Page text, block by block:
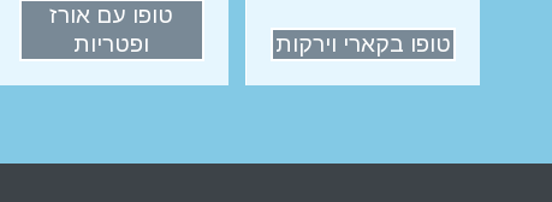
טופו בקארי וירקות
טופו עם אורז
ופטריות